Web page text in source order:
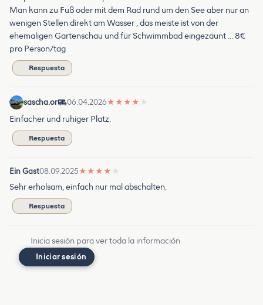
Man kann zu Fuß oder mit dem Rad rund um den See aber nur an
wenigen Stellen direkt am Wasser , das meiste ist von der
ehemaligen Gartenschau und für Schwimmbad eingezäunt … 8€
pro Person/tag
Respuesta
sascha.or 06.04.2026★ ★ ★ ★ ★
Einfacher und ruhiger Platz.
Respuesta
Ein Gast08.09.2025★ ★ ★ ★ ★
Sehr erholsam, einfach nur mal abschalten.
Respuesta
Inicia sesión para ver toda la información
Iniciar sesión